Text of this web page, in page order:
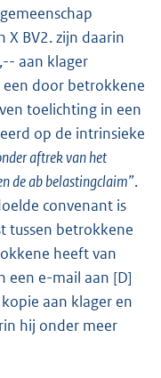
X BV2. zijn daarin
aan klager
door betrokkene
toelichting in een
op de intrinsieke
aftrek van het
de ab belastingclaim”.
convenant is
tussen betrokkene
heeft van
een e-mail aan [D]
aan klager en
hij onder meer